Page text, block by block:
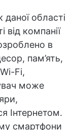
області
від компанії
в
пам’ять,
Fi,
може
Інтернетом.
смартфони